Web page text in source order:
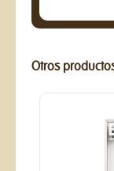
Otros